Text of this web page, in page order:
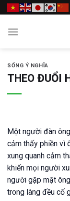
Skip
to
content
SỐNG Ý NGHĨA
THEO ĐUỔI
Một người đàn
cảm thấy phiền vì
xung quanh cảm
khiến mọi người
người gặp mặt
trong làng đều cố